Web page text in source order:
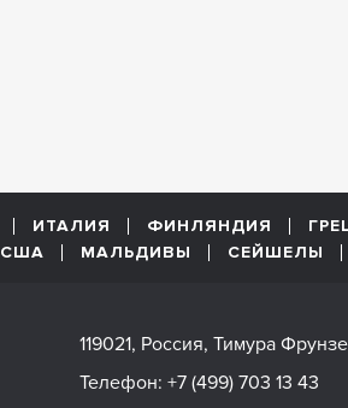
ИТАЛИЯ ФИНЛЯНДИЯ
США
МАЛЬДИВЫ СЕЙШЕЛЫ
119021, Россия, Тимура
Телефон: +7 (499) 703 13 43